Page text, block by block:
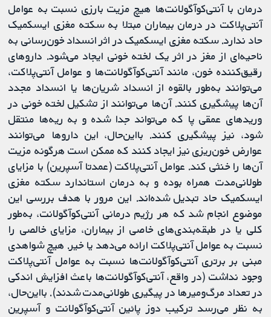
درمان با آنتی‌کوآگولانت‌ها هیچ مزیت بارزی نسبت به عوامل
آنتی‌پلاکت در درمان بیماران مبتلا به سکته مغزی ایسکمیک
حاد ندارد. سکته مغزی ایسکمیک در اثر انسداد خون‌رسانی به
ناحیه‌ای از مغز در اثر یک لخته خونی ایجاد می‌شود. داروهای
رقیق‌کننده خون، مانند آنتی‌کوآگولانت‌ها و عوامل آنتی‌پلاکت،
می‌توانند به‌طور بالقوه از انسداد شریان‌ها یا انسداد مجدد
آن‌ها پیشگیری کنند. آن‌ها می‌توانند از تشکیل لخته خونی در
وریدهای عمقی پا که می‌تواند جدا شده و به ریه‌ها منتقل
شود، نیز پیشگیری کنند. بااین‌حال، این داروها می‌توانند
عوارض خون‌ریزی نیز ایجاد کنند که ممکن است هرگونه مزیت
آن‌ها را خنثی کند. عوامل آنتی‌پلاکت (عمدتا آسپرین) با مزایای
طولانی‌مدت همراه بوده و به درمان استاندارد سکته مغزی
ایسکمیک حاد تبدیل شده‌اند. این مرور با هدف بررسی این
موضوع انجام شد که هر رژیم درمانی آنتی‌کوآگولانت، به‌طور
کلی یا در طبقه‌بندی‌های خاصی از بیماران، مزایای خالصی را
نسبت به عوامل آنتی‌پلاکت ارائه می‌دهد یا خیر. هیچ شواهدی
مبنی بر برتری آنتی‌کوآگولانت‌ها نسبت به عوامل آنتی‌پلاکت
وجود نداشت (در واقع، آنتی‌کوآگولانت‌ها باعث افزایش اندکی
در تعداد مرگ‌ومیرها در پیگیری طولانی‌مدت شدند). بااین‌حال،
به نظر می‌رسد ترکیب دوز پائین آنتی‌کوآگولانت و آسپرین